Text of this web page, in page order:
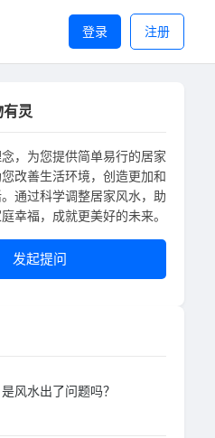
登录 注册
有灵
，为您提供简单易行的居家
改善生活环境，创造更加和
通过科学调整居家风水，助
幸福，成就更美好的未来。
发起提问
风水出了问题吗？